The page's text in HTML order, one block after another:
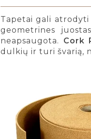
Tapetai gali
geometrines
neapsaugota. Cork
dulkių ir turi švarią,